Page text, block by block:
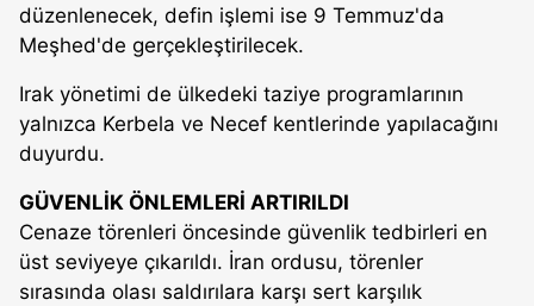
düzenlenecek, defin işlemi ise 9 Temmuz'da
Meşhed'de gerçekleştirilecek.
Irak yönetimi de ülkedeki taziye programlarının
yalnızca Kerbela ve Necef kentlerinde yapılacağını
duyurdu.
GÜVENLİK ÖNLEMLERİ ARTIRILDI
Cenaze törenleri öncesinde güvenlik tedbirleri en
üst seviyeye çıkarıldı. İran ordusu, törenler
sırasında olası saldırılara karşı sert karşılık